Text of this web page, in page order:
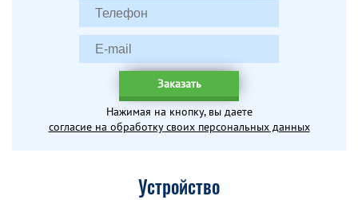
Заказать
Нажимая на кнопку, вы даете
согласие на обработку своих персональных данных
Устройство